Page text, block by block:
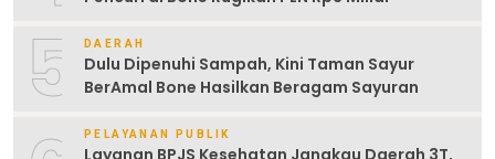
5 DAERAH
Dulu Dipenuhi Sampah, Kini Taman Sayur
BerAmal Bone Hasilkan Beragam Sayuran
PELAYANAN PUBLIK
Layanan BPJS Kesehatan Jangkau Daerah 3T,